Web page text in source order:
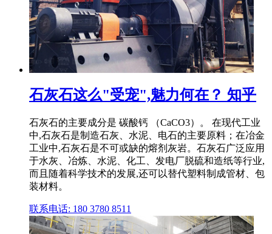
石灰石这么"受宠",魅力何在？ 知乎
石灰石的主要成分是 碳酸钙 （CaCO3）。 在现代工业
中,石灰石是制造石灰、水泥、电石的主要原料；在冶金
工业中,石灰石是不可或缺的熔剂灰岩。石灰石广泛应用
于水灰、冶炼、水泥、化工、发电厂脱硫和造纸等行业,
而且随着科学技术的发展,还可以替代塑料制成管材、包
装材料。
联系电话: 180 3780 8511